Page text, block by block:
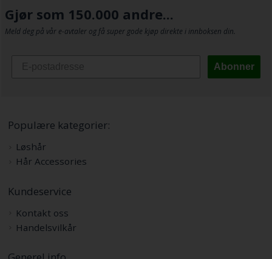
Gjør som 150.000 andre...
Meld deg på vår e-avtaler og få super gode kjøp direkte i innboksen din.
Abonner
Populære kategorier:
Løshår
Hår Accessories
Kundeservice
Kontakt oss
Handelsvilkår